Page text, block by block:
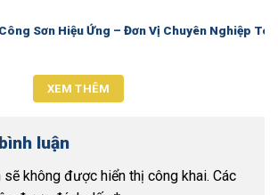
Sơn Hiệu Ứng – Đơn Vị Chuyên Nghiệp
XEM THÊM
luận
sẽ không được hiển thị công khai. Các